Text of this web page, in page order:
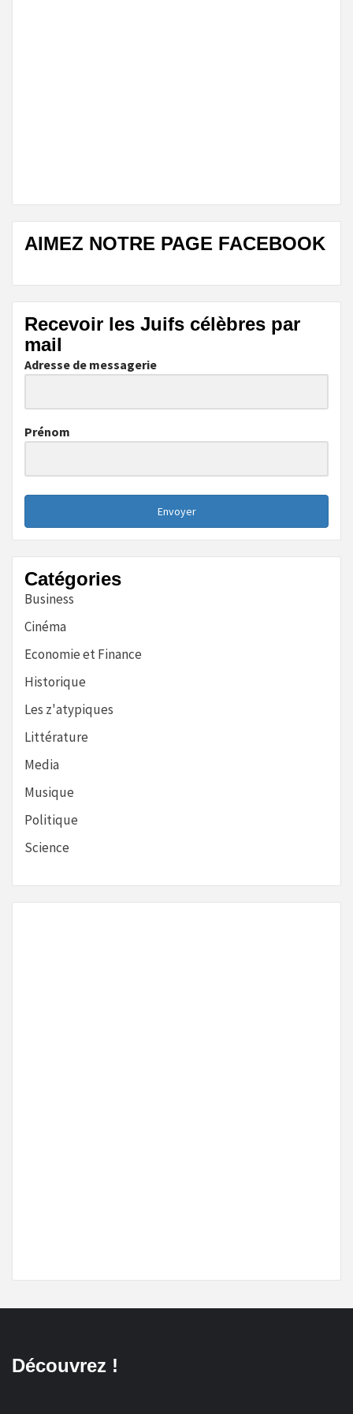
AIMEZ NOTRE PAGE FACEBOOK
Recevoir les Juifs célèbres par
mail
Adresse de messagerie
Prénom
Envoyer
Catégories
Business
Cinéma
Economie et Finance
Historique
Les z'atypiques
Littérature
Media
Musique
Politique
Science
Découvrez !